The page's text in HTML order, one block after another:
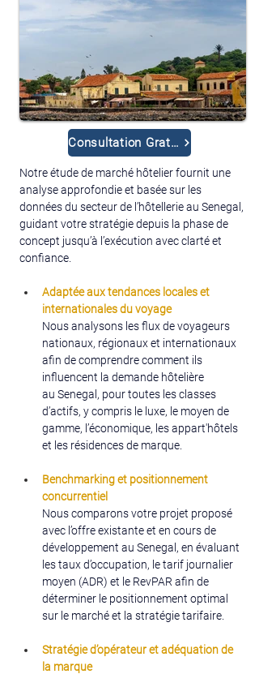
Notre étude de marché hôtelier fournit une
analyse approfondie et basée sur les
données du secteur de l’hôtellerie au Senegal,
guidant votre stratégie depuis la phase de
concept jusqu’à l’exécution avec clarté et
confiance.
Adaptée aux tendances locales et
internationales du voyage
Nous analysons les flux de voyageurs
nationaux, régionaux et internationaux
afin de comprendre comment ils
influencent la demande hôtelière
au Senegal, pour toutes les classes
d’actifs, y compris le luxe, le moyen de
gamme, l’économique, les appart'hôtels
et les résidences de marque.
Benchmarking et positionnement
concurrentiel
Nous comparons votre projet proposé
avec l’offre existante et en cours de
développement au Senegal, en évaluant
les taux d’occupation, le tarif journalier
moyen (ADR) et le RevPAR afin de
déterminer le positionnement optimal
sur le marché et la stratégie tarifaire.
Stratégie d’opérateur et adéquation de
la marque
Consultation Gratuite